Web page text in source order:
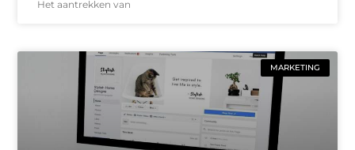
Het aantrekken van
MARKETING